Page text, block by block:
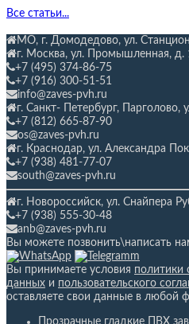
Все статьи...
МО, г. Домодедово, ул.
г. Москва, ул. Промышленная, д.
+7 (495) 374-86-75
+7 (916) 300-51-51
info@zaves-pvh.ru
г. Санкт- Петербург, Парголово,
+7 (812) 665-87-90
os@zaves-pvh.ru
г. Краснодар, ул. Александра
+7 (938) 481-77-07
south@zaves-pvh.ru
г. Новороссийск, ул. Снайпера
+7 (938) 555-30-48
anb@zaves-pvh.ru
Вы можете позвонить\написать
Вы принимаете условия политики
данных и пользовательского
оставляете свои данные в любой